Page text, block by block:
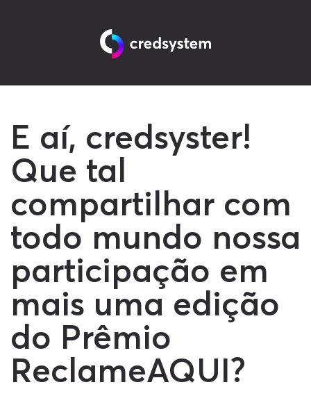
E aí, credsyster!
Que tal
compartilhar com
todo mundo nossa
participação em
mais uma edição
do Prêmio
ReclameAQUI?